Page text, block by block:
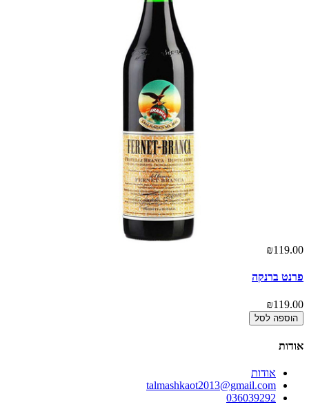
₪119.00
פרנט ברנקה
₪119.00
הוספה לסל
אודות
אודות
talmashkaot2013@gmail.com
036039292